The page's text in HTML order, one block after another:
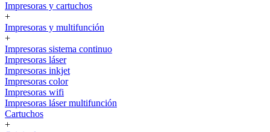
Impresoras y cartuchos
+
Impresoras y multifunción
+
Impresoras sistema continuo
Impresoras láser
Impresoras inkjet
Impresoras color
Impresoras wifi
Impresoras láser multifunción
Cartuchos
+